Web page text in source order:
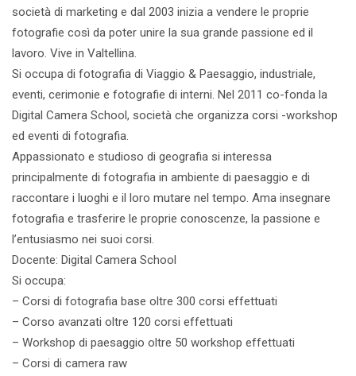
società di marketing e dal 2003 inizia a vendere le proprie
fotografie così da poter unire la sua grande passione ed il
lavoro. Vive in Valtellina.
Si occupa di fotografia di Viaggio & Paesaggio, industriale,
eventi, cerimonie e fotografie di interni. Nel 2011 co-fonda la
Digital Camera School, società che organizza corsi -workshop
ed eventi di fotografia.
Appassionato e studioso di geografia si interessa
principalmente di fotografia in ambiente di paesaggio e di
raccontare i luoghi e il loro mutare nel tempo. Ama insegnare
fotografia e trasferire le proprie conoscenze, la passione e
l’entusiasmo nei suoi corsi.
Docente: Digital Camera School
Si occupa:
– Corsi di fotografia base oltre 300 corsi effettuati
– Corso avanzati oltre 120 corsi effettuati
– Workshop di paesaggio oltre 50 workshop effettuati
– Corsi di camera raw